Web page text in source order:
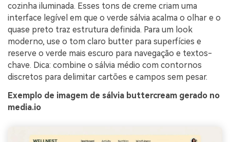
cozinha iluminada. Esses tons de creme criam uma
interface legível em que o verde sálvia acalma o olhar e o
quase preto traz estrutura definida. Para um look
moderno, use o tom claro butter para superfícies e
reserve o verde mais escuro para navegação e textos-
chave. Dica: combine o sálvia médio com contornos
discretos para delimitar cartões e campos sem pesar.
Exemplo de imagem de sálvia buttercream gerado no
media.io